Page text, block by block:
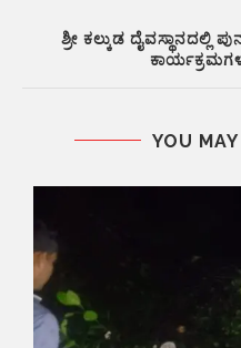
ಶ್ರೀ ಕಲ್ಕುಡ ದೈವಸ್ಥಾನದಲ್ಲಿ
YOU